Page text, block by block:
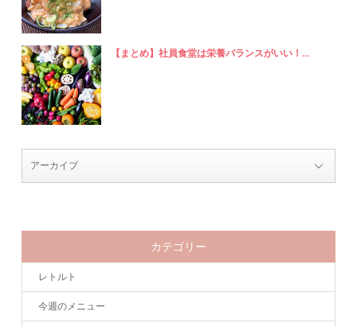
【まとめ】社員食堂は栄養バランスがいい！...
カテゴリー
レトルト
今週のメニュー